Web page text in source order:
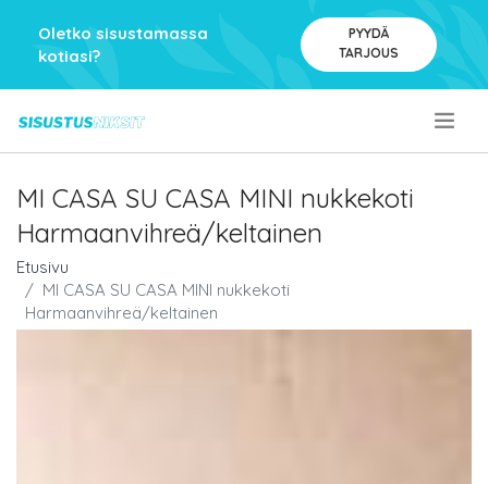
Oletko sisustamassa
kotiasi?
PYYDÄ
TARJOUS
MI CASA SU CASA MINI nukkekoti
Harmaanvihreä/keltainen
Etusivu
MI CASA SU CASA MINI nukkekoti
Harmaanvihreä/keltainen